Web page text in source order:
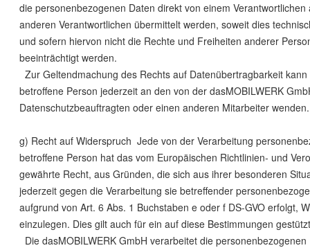
die personenbezogenen Daten direkt von einem Verantwortlichen
anderen Verantwortlichen übermittelt werden, soweit dies
und sofern hiervon nicht die Rechte und Freiheiten anderer
beeinträchtigt werden.
Zur Geltendmachung des Rechts auf Datenübertragbarkeit kann
betroffene Person jederzeit an den von der dasMOBILWERK
Datenschutzbeauftragten oder einen anderen Mitarbeiter wenden.
g) Recht auf Widerspruch Jede von der Verarbeitung
betroffene Person hat das vom Europäischen Richtlinien- und
gewährte Recht, aus Gründen, die sich aus ihrer besonderen
jederzeit gegen die Verarbeitung sie betreffender
aufgrund von Art. 6 Abs. 1 Buchstaben e oder f DS-GVO erfolgt,
einzulegen. Dies gilt auch für ein auf diese Bestimmungen
Die dasMOBILWERK GmbH verarbeitet die